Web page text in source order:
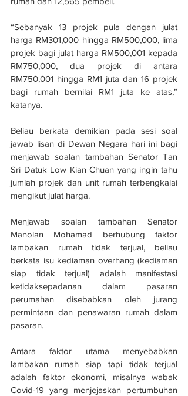
“Sebanyak 13 projek pula dengan julat
harga RM301,000 hingga RM500,000, lima
projek bagi julat harga RM500,001 kepada
RM750,000, dua projek di antara
RM750,001 hingga RM1 juta dan 16 projek
bagi rumah bernilai RM1 juta ke atas,”
katanya.
Beliau berkata demikian pada sesi soal
jawab lisan di Dewan Negara hari ini bagi
menjawab soalan tambahan Senator Tan
Sri Datuk Low Kian Chuan yang ingin tahu
jumlah projek dan unit rumah terbengkalai
mengikut julat harga.
Menjawab soalan tambahan Senator
Manolan Mohamad berhubung faktor
lambakan rumah tidak terjual, beliau
berkata isu kediaman overhang (kediaman
siap tidak terjual) adalah manifestasi
ketidaksepadanan dalam pasaran
perumahan disebabkan oleh jurang
permintaan dan penawaran rumah dalam
pasaran.
Antara faktor utama menyebabkan
lambakan rumah siap tapi tidak terjual
adalah faktor ekonomi, misalnya wabak
Covid-19 yang menjejaskan pertumbuhan